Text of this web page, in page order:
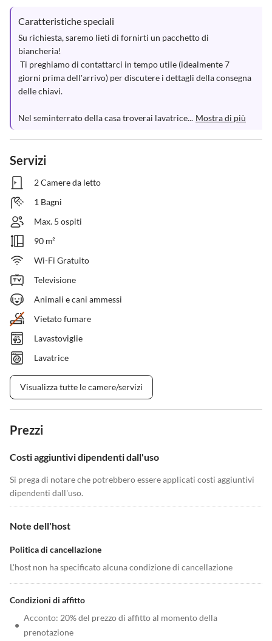
Caratteristiche speciali
Su richiesta, saremo lieti di fornirti un pacchetto di
biancheria!
giorni prima dell'arrivo) per discutere i dettagli della consegna
delle chiavi.
Nel seminterrato della casa troverai lavatrice... Mostra di più
Servizi
2 Camere da letto
1 Bagni
Max. 5 ospiti
90 m²
Wi-Fi Gratuito
Televisione
Animali e cani ammessi
Vietato fumare
Lavastoviglie
Lavatrice
Visualizza tutte le camere/servizi
Prezzi
Costi aggiuntivi dipendenti dall'uso
Si prega di notare che potrebbero essere applicati costi aggiuntivi
dipendenti dall'uso.
Note dell'host
Politica di cancellazione
L'host non ha specificato alcuna condizione di cancellazione
Condizioni di affitto
•
Acconto: 20% del prezzo di affitto al momento della
prenotazione